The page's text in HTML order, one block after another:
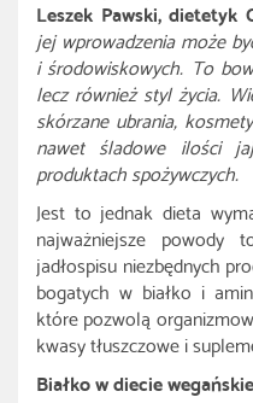
Leszek Pawski, dietetyk
jej wprowadzenia może
i środowiskowych. To
lecz również styl życia.
skórzane ubrania,
nawet śladowe ilości
produktach spożywczych.
Jest to jednak dieta
najważniejsze powody
jadłospisu niezbędnych
bogatych w białko i
które pozwolą
kwasy tłuszczowe i
Białko w diecie